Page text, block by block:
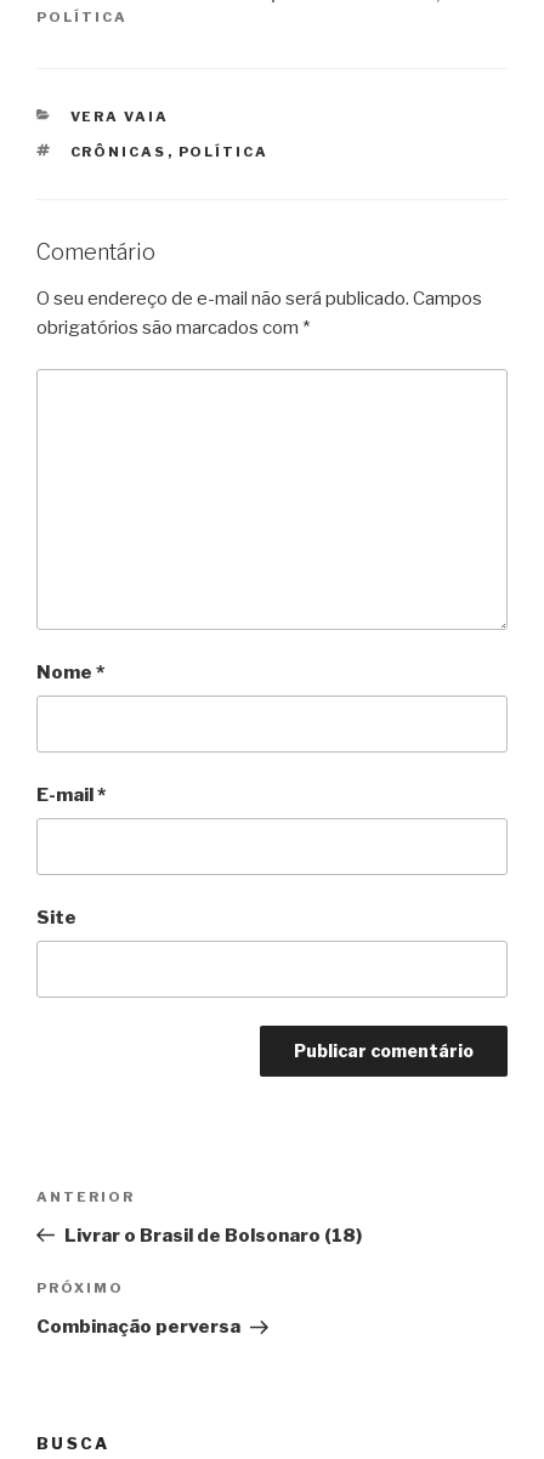
POLÍTICA
CATEGORIAS
VERA VAIA
TAGS
CRÔNICAS , POLÍTICA
Comentário
O seu endereço de e-mail não será publicado. Campos
obrigatórios são marcados com *
Nome *
E-mail*
Site
Post
Anterior
ANTERIOR
Livrar o Brasil de Bolsonaro (18)
Próximo
PRÓXIMO
Combinação perversa
BUSCA